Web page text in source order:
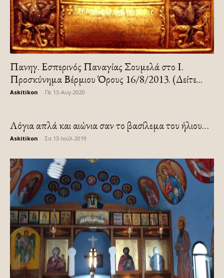
Πανηγ. Εσπερινός Παναγίας Σουμελά στο Ι.
Προσκύνημα Βέρμιου Όρους 16/8/2013. (Δείτε...
Askitikon Πε 13-Αυγ-2020
Λόγια απλά και αιώνια σαν το βασίλεμα του ήλιου…
Askitikon Σα 13-Ιούλ-2019